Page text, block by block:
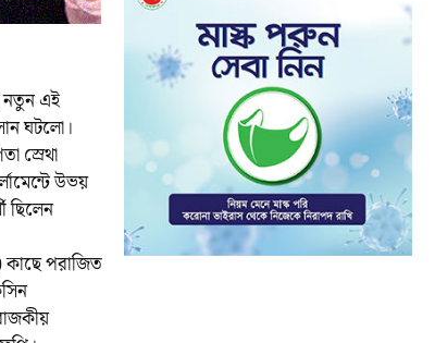
নতুন এই
ঘটলো।
স্রেথা
উভয়
ছিলেন
কাছে পরাজিত